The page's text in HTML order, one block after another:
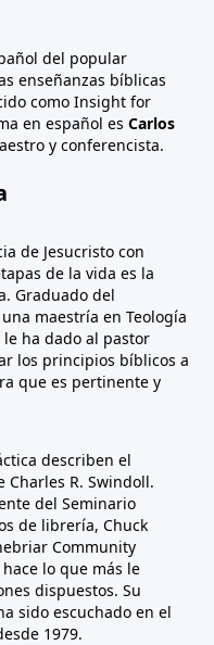
del popular
enseñanzas bíblicas
como Insight for
en español es Carlos
y conferencista.
de Jesucristo con
de la vida es la
Graduado del
maestría en Teología
ha dado al pastor
los principios bíblicos a
que es pertinente y
describen el
R. Swindoll.
del Seminario
de librería, Chuck
Community
lo que más le
dispuestos. Su
sido escuchado en el
1979.